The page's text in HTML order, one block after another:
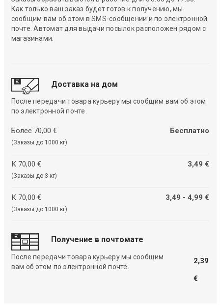
Как только ваш заказ будет готов к получению, мы
сообщим вам об этом в SMS-сообщении и по электронной
почте. Автомат для выдачи посылок расположен рядом с
магазинами.
Доставка на дом
После передачи товара курьеру мы сообщим вам об этом
по электронной почте.
Более 70,00 €
(Заказы до 1000 кг)
Бесплатно
К 70,00 €
(Заказы до 3 кг)
3,49 €
К 70,00 €
(Заказы до 1000 кг)
3,49 - 4,99 €
Получение в почтомате
После передачи товара курьеру мы сообщим
вам об этом по электронной почте.
2,39
€